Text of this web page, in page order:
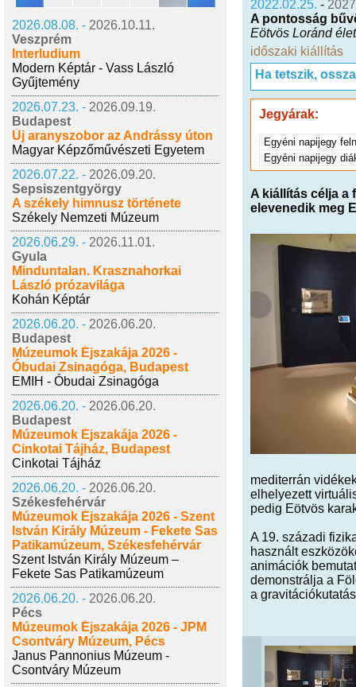
2026.08.08. - 2026.10.11.
Veszprém
Interludium
Modern Képtár - Vass László
Gyűjtemény
2026.07.23. - 2026.09.19.
Budapest
Új aranyszobor az Andrássy úton
Magyar Képzőművészeti Egyetem
2026.07.22. - 2026.09.20.
Sepsiszentgyörgy
A székely himnusz története
Székely Nemzeti Múzeum
2026.06.29. - 2026.11.01.
Gyula
Minduntalan. Krasznahorkai
László prózavilága
Kohán Képtár
2026.06.20. - 2026.06.20.
Budapest
Múzeumok Éjszakája 2026 -
Óbudai Zsinagóga, Budapest
EMIH - Óbudai Zsinagóga
2026.06.20. - 2026.06.20.
Budapest
Múzeumok Éjszakája 2026 -
Cinkotai Tájház, Budapest
Cinkotai Tájház
2026.06.20. - 2026.06.20.
Székesfehérvár
Múzeumok Éjszakája 2026 - Szent
István Király Múzeum - Fekete Sas
Patikamúzeum, Székesfehérvár
Szent István Király Múzeum –
Fekete Sas Patikamúzeum
2026.06.20. - 2026.06.20.
Pécs
Múzeumok Éjszakája 2026 - JPM
Csontváry Múzeum, Pécs
Janus Pannonius Múzeum -
Csontváry Múzeum
2022.02.25. -
A pontosság
Eötvös Loránd
időszaki kiállítás
Ha tetszik,
Jegyárak:
Egyéni napijegy
Egyéni napijegy
A kiállítás célja a
elevenedik meg
mediterrán
elhelyezett
pedig Eötvös
A 19. századi
használt
animációk
demonstrálja a
a